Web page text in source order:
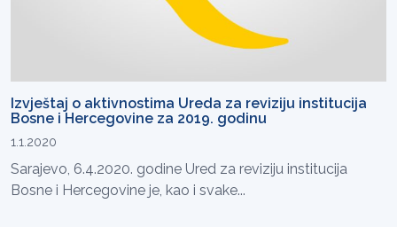
Izvještaj o aktivnostima Ureda za reviziju institucija
Bosne i Hercegovine za 2019. godinu
1.1.2020
Sarajevo, 6.4.2020. godine Ured za reviziju institucija
Bosne i Hercegovine je, kao i svake...